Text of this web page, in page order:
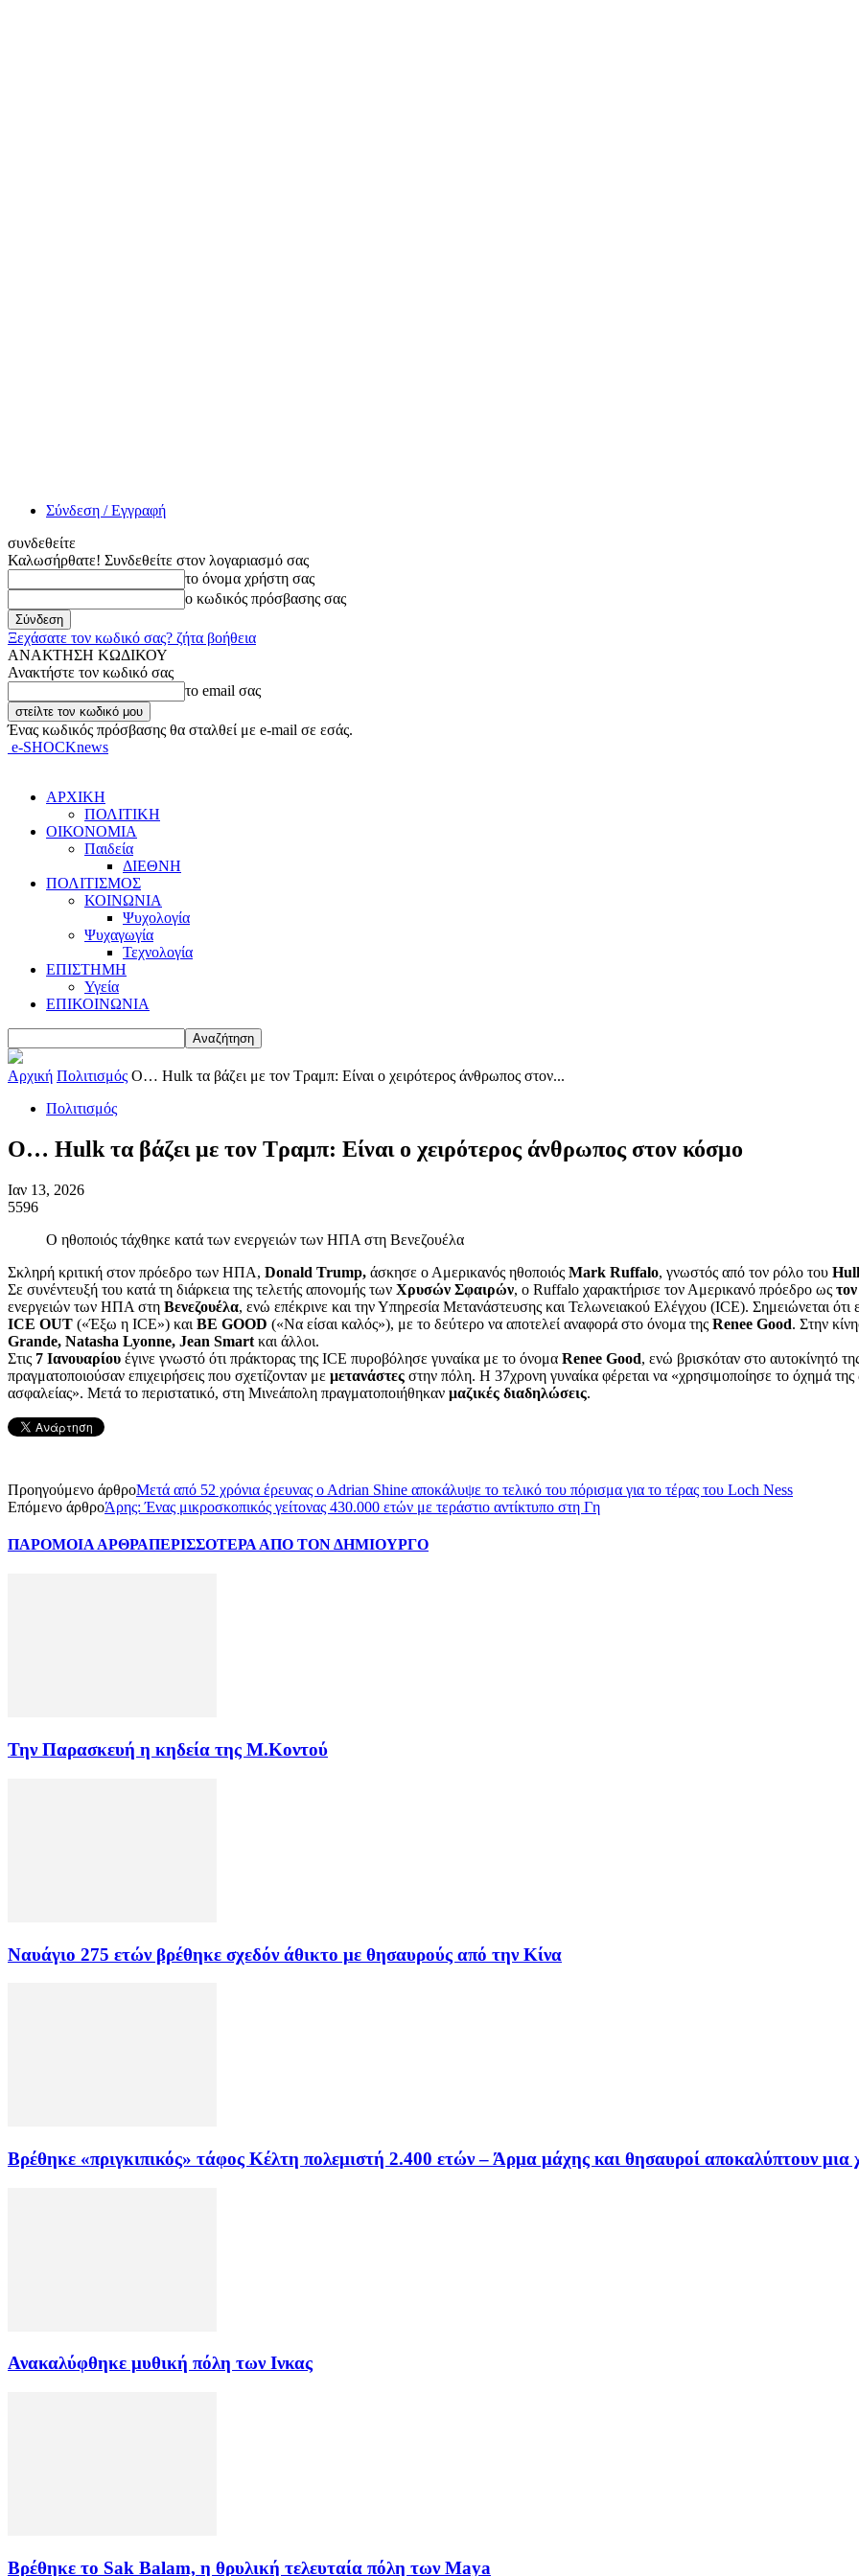
Σύνδεση / Εγγραφή
συνδεθείτε
Καλωσήρθατε! Συνδεθείτε στον λογαριασμό σας
το όνομα χρήστη σας
ο κωδικός πρόσβασης σας
Ξεχάσατε τον κωδικό σας? ζήτα βοήθεια
ΑΝΑΚΤΗΣΗ ΚΩΔΙΚΟΥ
Ανακτήστε τον κωδικό σας
το email σας
Ένας κωδικός πρόσβασης θα σταλθεί με e-mail σε εσάς.
e-SHOCKnews
ΑΡΧΙΚΗ
ΠΟΛΙΤΙΚΗ
ΟΙΚΟΝΟΜΙΑ
Παιδεία
ΔΙΕΘΝΗ
ΠΟΛΙΤΙΣΜΟΣ
ΚΟΙΝΩΝΙΑ
Ψυχολογία
Ψυχαγωγία
Τεχνολογία
ΕΠΙΣΤΗΜΗ
Υγεία
ΕΠΙΚΟΙΝΩΝΙΑ
Αρχική Πολιτισμός Ο… Hulk τα βάζει με τον Tραμπ: Είναι ο χειρότερος άνθρωπος στον...
Πολιτισμός
Ο… Hulk τα βάζει με τον Tραμπ: Είναι ο χειρότερος άνθρωπος στον κόσμο
Ιαν 13, 2026
5596
Ο ηθοποιός τάχθηκε κατά των ενεργειών των ΗΠΑ στη Βενεζουέλα
Σκληρή κριτική στον πρόεδρο των ΗΠΑ, Donald Trump, άσκησε ο Αμερικανός ηθοποιός Mark Ruffalo, γνωστός από τον ρόλο του
Σε συνέντευξή του κατά τη διάρκεια της τελετής απονομής των Χρυσών Σφαιρών, ο Ruffalo χαρακτήρισε τον Αμερικανό πρόεδρο ως
ενεργειών των ΗΠΑ στη Βενεζουέλα, ενώ επέκρινε και την Υπηρεσία Μετανάστευσης και Τελωνειακού Ελέγχου (ICE). Σημειώνεται
ICE OUT («Έξω η ICE») και BE GOOD («Να είσαι καλός»), με το δεύτερο να αποτελεί αναφορά στο όνομα της Renee Good. Στην
Grande, Natasha Lyonne, Jean Smart και άλλοι.
Στις 7 Ιανουαρίου έγινε γνωστό ότι πράκτορας της ICE πυροβόλησε γυναίκα με το όνομα Renee Good, ενώ βρισκόταν στο αυτοκίνητό
πραγματοποιούσαν επιχειρήσεις που σχετίζονταν με μετανάστες στην πόλη. Η 37χρονη γυναίκα φέρεται να «χρησιμοποίησε το όχημά
ασφαλείας». Μετά το περιστατικό, στη Μινεάπολη πραγματοποιήθηκαν μαζικές διαδηλώσεις.
Προηγούμενο άρθροΜετά από 52 χρόνια έρευνας o Adrian Shine αποκάλυψε το τελικό του πόρισμα για το τέρας του Loch Ness
Επόμενο άρθροΆρης: Ένας μικροσκοπικός γείτονας 430.000 ετών με τεράστιο αντίκτυπο στη Γη
ΠΑΡΟΜΟΙΑ ΑΡΘΡΑΠΕΡΙΣΣΟΤΕΡΑ ΑΠΟ ΤΟΝ ΔΗΜΙΟΥΡΓΟ
Την Παρασκευή η κηδεία της Μ.Κοντού
Ναυάγιο 275 ετών βρέθηκε σχεδόν άθικτο με θησαυρούς από την Κίνα
Βρέθηκε «πριγκιπικός» τάφος Κέλτη πολεμιστή 2.400 ετών – Άρμα μάχης και θησαυροί αποκαλύπτουν μια
Ανακαλύφθηκε μυθική πόλη των Ινκας
Βρέθηκε το Sak Balam, η θρυλική τελευταία πόλη των Maya